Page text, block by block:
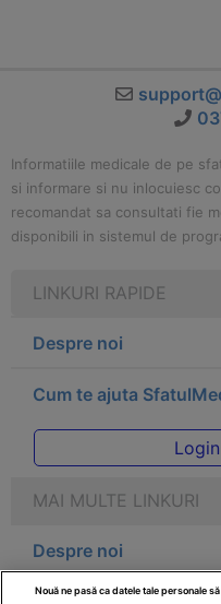
Informatiile medicale de pe
si informare si nu inlocuiesc
recomandat sa consultati fie
disponibili in sistemul de
LINKURI RAPIDE
Despre noi
Cum te ajuta
MAI MULTE LINKURI
Despre noi
Nouă ne pasă ca datele tale personale